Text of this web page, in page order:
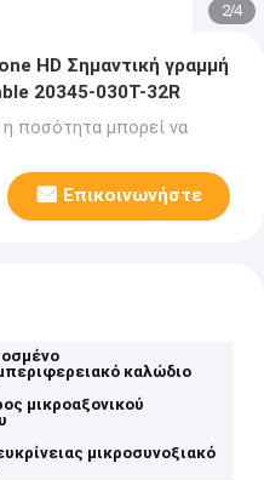
2/4
HD Σημαντική γραμμή
20345-030T-32R
η ποσότητα μπορεί να
Επικοινωνήστε
καλώδιο
μικροαξονικού
μικροσυνοξιακό